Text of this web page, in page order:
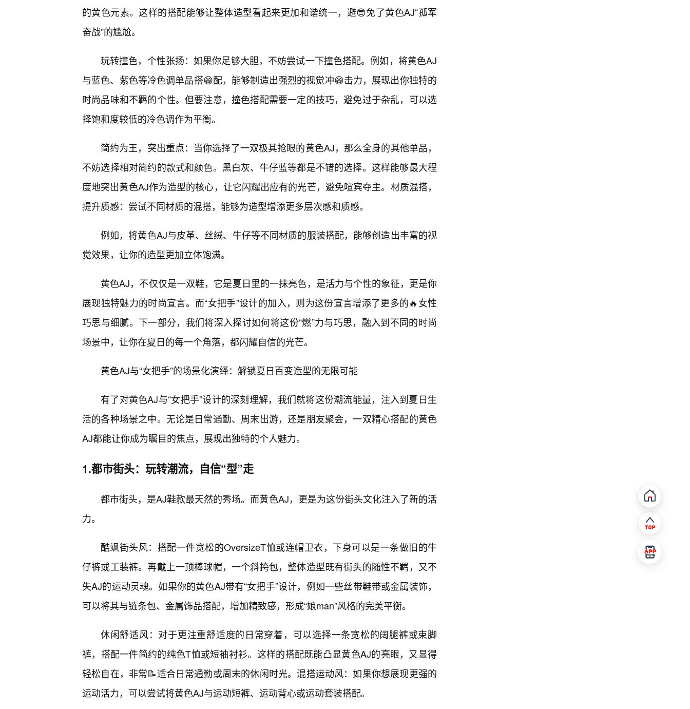
的黄色元素。这样的搭配能够让整体造型看起来更加和谐统一，避😎免了黄色AJ“孤军
奋战”的尴尬。
玩转撞色，个性张扬：如果你足够大胆，不妨尝试一下撞色搭配。例如，将黄色AJ
与蓝色、紫色等冷色调单品搭😁配，能够制造出强烈的视觉冲😁击力，展现出你独特的
时尚品味和不羁的个性。但要注意，撞色搭配需要一定的技巧，避免过于杂乱，可以选
择饱和度较低的冷色调作为平衡。
简约为王，突出重点：当你选择了一双极其抢眼的黄色AJ，那么全身的其他单品，
不妨选择相对简约的款式和颜色。黑白灰、牛仔蓝等都是不错的选择。这样能够最大程
度地突出黄色AJ作为造型的核心，让它闪耀出应有的光芒，避免喧宾夺主。材质混搭，
提升质感：尝试不同材质的混搭，能够为造型增添更多层次感和质感。
例如，将黄色AJ与皮革、丝绒、牛仔等不同材质的服装搭配，能够创造出丰富的视
觉效果，让你的造型更加立体饱满。
黄色AJ，不仅仅是一双鞋，它是夏日里的一抹亮色，是活力与个性的象征，更是你
展现独特魅力的时尚宣言。而“女把手”设计的加入，则为这份宣言增添了更多的🔥女性
巧思与细腻。下一部分，我们将深入探讨如何将这份“燃”力与巧思，融入到不同的时尚
场景中，让你在夏日的每一个角落，都闪耀自信的光芒。
黄色AJ与“女把手”的场景化演绎：解锁夏日百变造型的无限可能
有了对黄色AJ与“女把手”设计的深刻理解，我们就将这份潮流能量，注入到夏日生
活的各种场景之中。无论是日常通勤、周末出游，还是朋友聚会，一双精心搭配的黄色
AJ都能让你成为瞩目的焦点，展现出独特的个人魅力。
1.都市街头：玩转潮流，自信“型”走
都市街头，是AJ鞋款最天然的秀场。而黄色AJ，更是为这份街头文化注入了新的活
力。
酷飒街头风：搭配一件宽松的OversizeT恤或连帽卫衣，下身可以是一条做旧的牛
仔裤或工装裤。再戴上一顶棒球帽，一个斜挎包，整体造型既有街头的随性不羁，又不
失AJ的运动灵魂。如果你的黄色AJ带有“女把手”设计，例如一些丝带鞋带或金属装饰，
可以将其与链条包、金属饰品搭配，增加精致感，形成“娘man”风格的完美平衡。
休闲舒适风：对于更注重舒适度的日常穿着，可以选择一条宽松的阔腿裤或束脚
裤，搭配一件简约的纯色T恤或短袖衬衫。这样的搭配既能凸显黄色AJ的亮眼，又显得
轻松自在，非常📝适合日常通勤或周末的休闲时光。混搭运动风：如果你想展现更强的
运动活力，可以尝试将黄色AJ与运动短裤、运动背心或运动套装搭配。